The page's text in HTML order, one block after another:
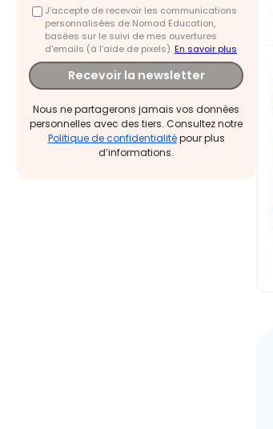
J'accepte de recevoir les communications
personnalisées de Nomad Education,
basées sur le suivi de mes ouvertures
d'emails (à l’aide de pixels).En savoir plus
Recevoir la newsletter
Nous ne partagerons jamais vos données
personnelles avec des tiers. Consultez notre
Politique de confidentialitépour plus
d’informations.